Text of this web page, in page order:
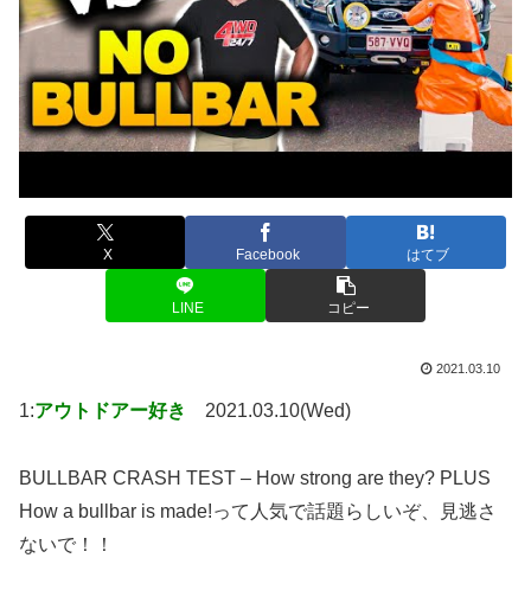
X Facebook はてブ
LINE コピー
2021.03.10
1:アウトドアー好き 2021.03.10(Wed)
BULLBAR CRASH TEST – How strong are they? PLUS
How a bullbar is made!って人気で話題らしいぞ、見逃さ
ないで！！